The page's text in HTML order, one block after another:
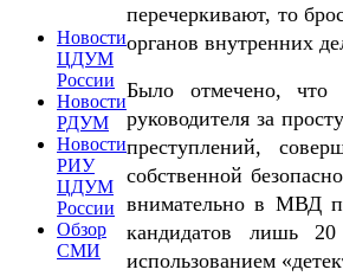
Новости
ЦДУМ
России
Новости
РДУМ
Новости
РИУ
ЦДУМ
России
Обзор
СМИ
перечеркивают, то
органов внутренних
Было отмечено, что
руководителя за
преступлений,
собственной
внимательно в МВД
кандидатов лишь
использованием